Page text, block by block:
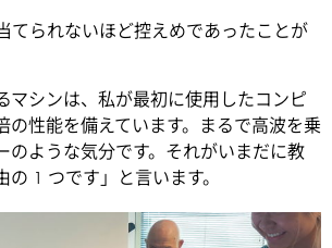
てられないほど控えめであったことが
マシンは、私が最初に使用したコンピ
の性能を備えています。まるで高波を乗
のような気分です。それがいまだに教
1 つです」と言います。